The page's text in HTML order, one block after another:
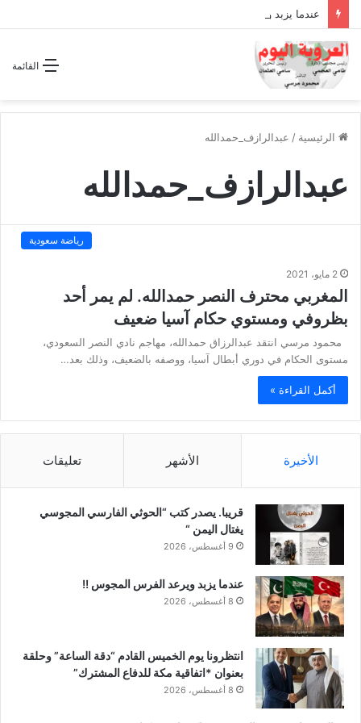
عندما يزبد ويرعد الفرس المجوس !!
القائمة
الرئيسية / عبدالرازف_حمدالله
عبدالرازف_حمدالله
رياضة سعودية
2 مايو، 2021
المغربي محترف النصر حمدالله. لم يمر أحد
بظروفي ومستوي حكام آسيا ضعيف
محمود مرسي انتقد عبدالرزاق حمدالله، مهاجم نادي النصر السعودي،
مستوى الحكام في دوري أبطال آسيا، ووصفه بالضعيف، وذلك بعد…
أكمل القراءة »
الأخيرة الأشهر تعليقات
قريبا. يصدر كتب “الحوثي الفارسي المجوسي
يغتال اليمن “
9 أغسطس، 2026
عندما يزبد ويرعد الفرس المجوس !!
8 أغسطس، 2026
انتظرونا يوم الخميس القادم “دقة الساعة” وحلقة
بعنوان *اتفاقية مكة للدفاع المشترك”
8 أغسطس، 2026